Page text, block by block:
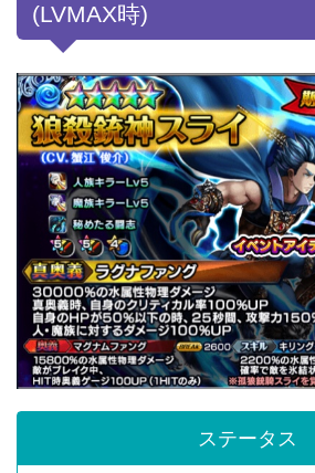
(LVMAX時)
ステータス